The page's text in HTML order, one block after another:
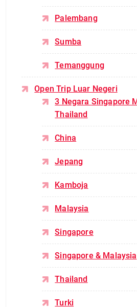
Palembang
Sumba
Temanggung
Open Trip Luar Negeri
3 Negara Singapore
Thailand
China
Jepang
Kamboja
Malaysia
Singapore
Singapore & Malaysia
Thailand
Turki